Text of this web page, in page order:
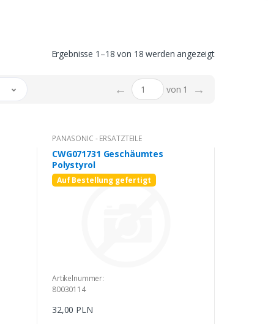
Ergebnisse 1–18 von 18 werden angezeigt
← von 1 →
PANASONIC - ERSATZTEILE
CWG071731 Geschäumtes
Polystyrol
Auf Bestellung gefertigt
Artikelnummer:
80030114
32,00 PLN